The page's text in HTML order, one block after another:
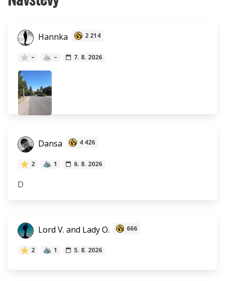
Hannka 2 214
– – 7. 8. 2026
Dansa 4 426
2 1 6. 8. 2026
D
Lord V. and Lady O. 666
2 1 5. 8. 2026